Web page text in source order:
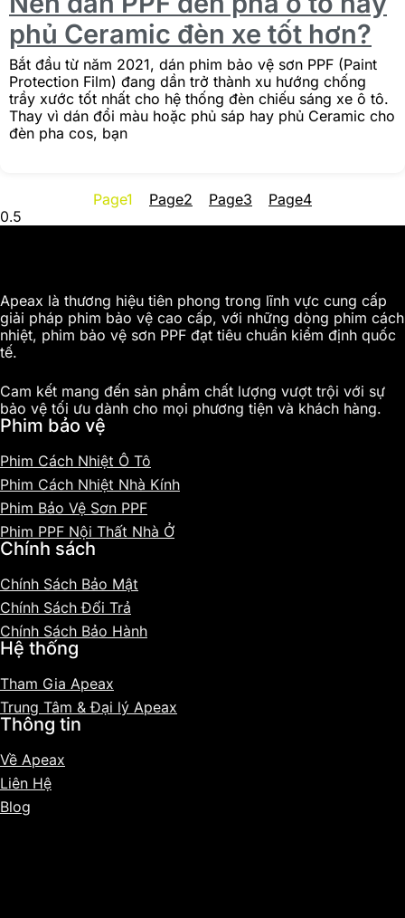
phủ Ceramic đèn xe tốt hơn?
Bắt đầu từ năm 2021, dán phim bảo vệ sơn PPF (Paint
Protection Film) đang dần trở thành xu hướng chống
trầy xước tốt nhất cho hệ thống đèn chiếu sáng xe ô tô.
Thay vì dán đổi màu hoặc phủ sáp hay phủ Ceramic cho
đèn pha cos, bạn
Page1 Page2 Page3 Page4
Apeax là thương hiệu tiên phong trong lĩnh vực cung cấp
giải pháp phim bảo vệ cao cấp, với những dòng phim cách
nhiệt, phim bảo vệ sơn PPF đạt tiêu chuẩn kiểm định quốc
tế.
Cam kết mang đến sản phẩm chất lượng vượt trội với sự
bảo vệ tối ưu dành cho mọi phương tiện và khách hàng.
Phim bảo vệ
Phim Cách Nhiệt Ô Tô
Phim Cách Nhiệt Nhà Kính
Phim Bảo Vệ Sơn PPF
Phim PPF Nội Thất Nhà Ở
Chính sách
Chính Sách Bảo Mật
Chính Sách Đổi Trả
Chính Sách Bảo Hành
Hệ thống
Tham Gia Apeax
Trung Tâm & Đại lý Apeax
Thông tin
Về Apeax
Liên Hệ
Blog